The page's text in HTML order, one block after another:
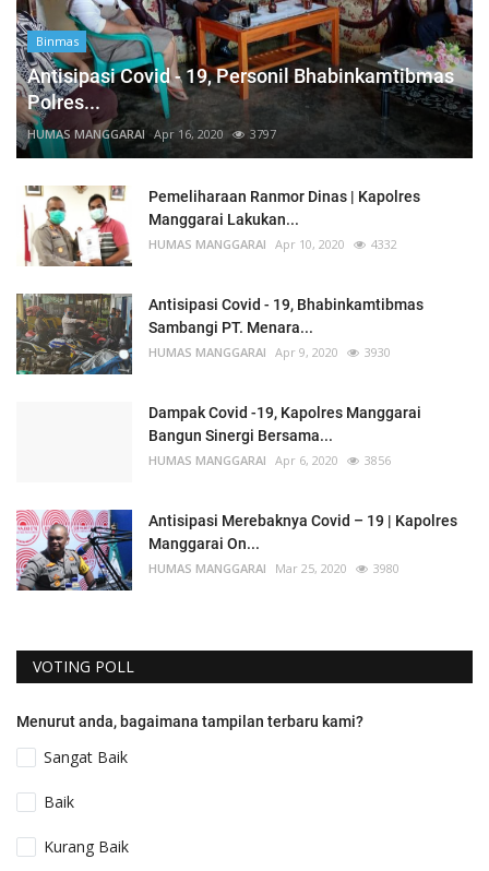
Binmas
Antisipasi Covid - 19, Personil Bhabinkamtibmas
Polres...
HUMAS MANGGARAI Apr 16, 2020 3797
Pemeliharaan Ranmor Dinas | Kapolres
Manggarai Lakukan...
HUMAS MANGGARAI Apr 10, 2020 4332
Antisipasi Covid - 19, Bhabinkamtibmas
Sambangi PT. Menara...
HUMAS MANGGARAI Apr 9, 2020 3930
Dampak Covid -19, Kapolres Manggarai
Bangun Sinergi Bersama...
HUMAS MANGGARAI Apr 6, 2020 3856
Antisipasi Merebaknya Covid – 19 | Kapolres
Manggarai On...
HUMAS MANGGARAI Mar 25, 2020 3980
VOTING POLL
Menurut anda, bagaimana tampilan terbaru kami?
Sangat Baik
Baik
Kurang Baik